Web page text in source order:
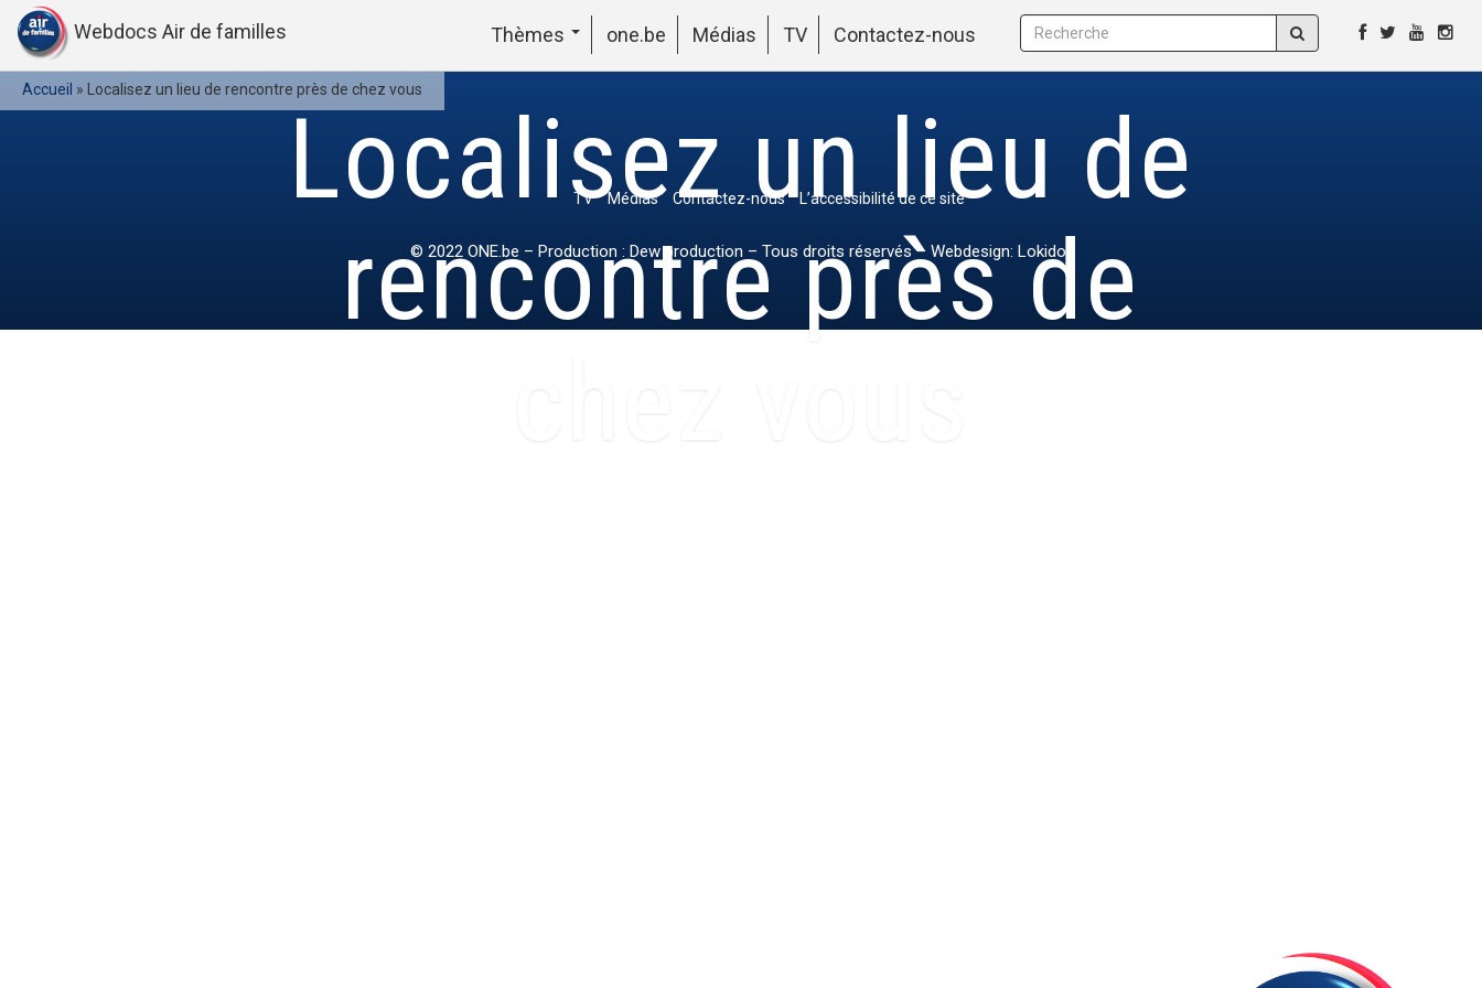
Webdocs Air de familles Thèmes one.be Médias TV Contactez-nous
Accueil » Localisez un lieu de rencontre près de chez vous
Localisez un lieu de
rencontre près de
TV Médias Contactez-nous L’accessibilité de ce site
© 2022 ONE.be – Production : Dew production – Tous droits réservés – Webdesign: Lokidor